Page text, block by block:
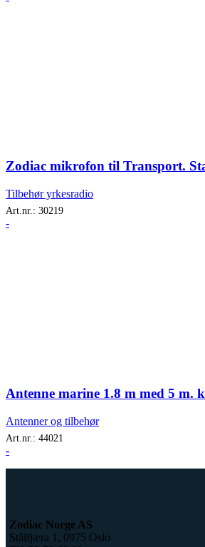
Zodiac mikrofon til Transport.
Tilbehør yrkesradio
Art.nr.: 30219
-
Antenne marine 1.8 m med 5 m.
Antenner og tilbehør
Art.nr.: 44021
-
Zodiac Norge AS
Stålfjæra 1, 0975 Oslo